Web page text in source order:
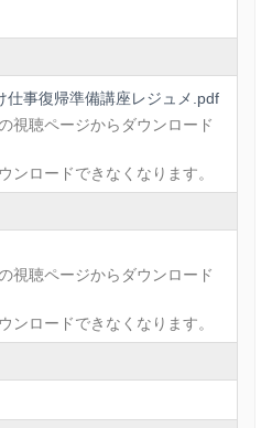
す。
ご活用ください。
講をしたいのですが…
合は
）までご連
ありません。
りますか？
了証」よりダウンロードが可
者ですが大丈夫でしょうか？
仕事復帰準備講座レジュメ.pdf
視聴ページからダウンロード
ロードできなくなります。
視聴ページからダウンロード
ロードできなくなります。